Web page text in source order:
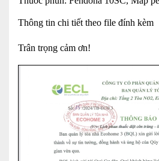
Thông tin chi tiết theo file đính kèm
Trân trọng cảm ơn!